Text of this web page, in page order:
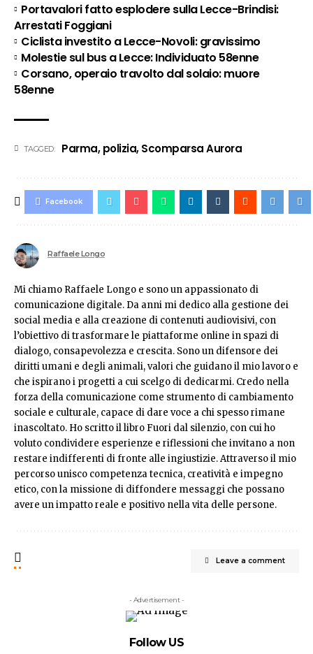
Portavalori fatto esplodere sulla Lecce-Brindisi:
Arrestati Foggiani
Ciclista investito a Lecce-Novoli: gravissimo
Molestie sul bus a Lecce: Individuato 58enne
Corsano, operaio travolto dal solaio: muore
58enne
TAGGED: Parma,polizia,Scomparsa Aurora
Facebook
Raffaele Longo
Mi chiamo Raffaele Longo e sono un appassionato di
comunicazione digitale. Da anni mi dedico alla gestione dei
social media e alla creazione di contenuti audiovisivi, con
l’obiettivo di trasformare le piattaforme online in spazi di
dialogo, consapevolezza e crescita. Sono un difensore dei
diritti umani e degli animali, valori che guidano il mio lavoro e
che ispirano i progetti a cui scelgo di dedicarmi. Credo nella
forza della comunicazione come strumento di cambiamento
sociale e culturale, capace di dare voce a chi spesso rimane
inascoltato. Ho scritto il libro Fuori dal silenzio, con cui ho
voluto condividere esperienze e riflessioni che invitano a non
restare indifferenti di fronte alle ingiustizie. Attraverso il mio
percorso unisco competenza tecnica, creatività e impegno
etico, con la missione di diffondere messaggi che possano
avere un impatto reale e positivo nella vita delle persone.
Leave a comment
- Advertisement -
Follow US